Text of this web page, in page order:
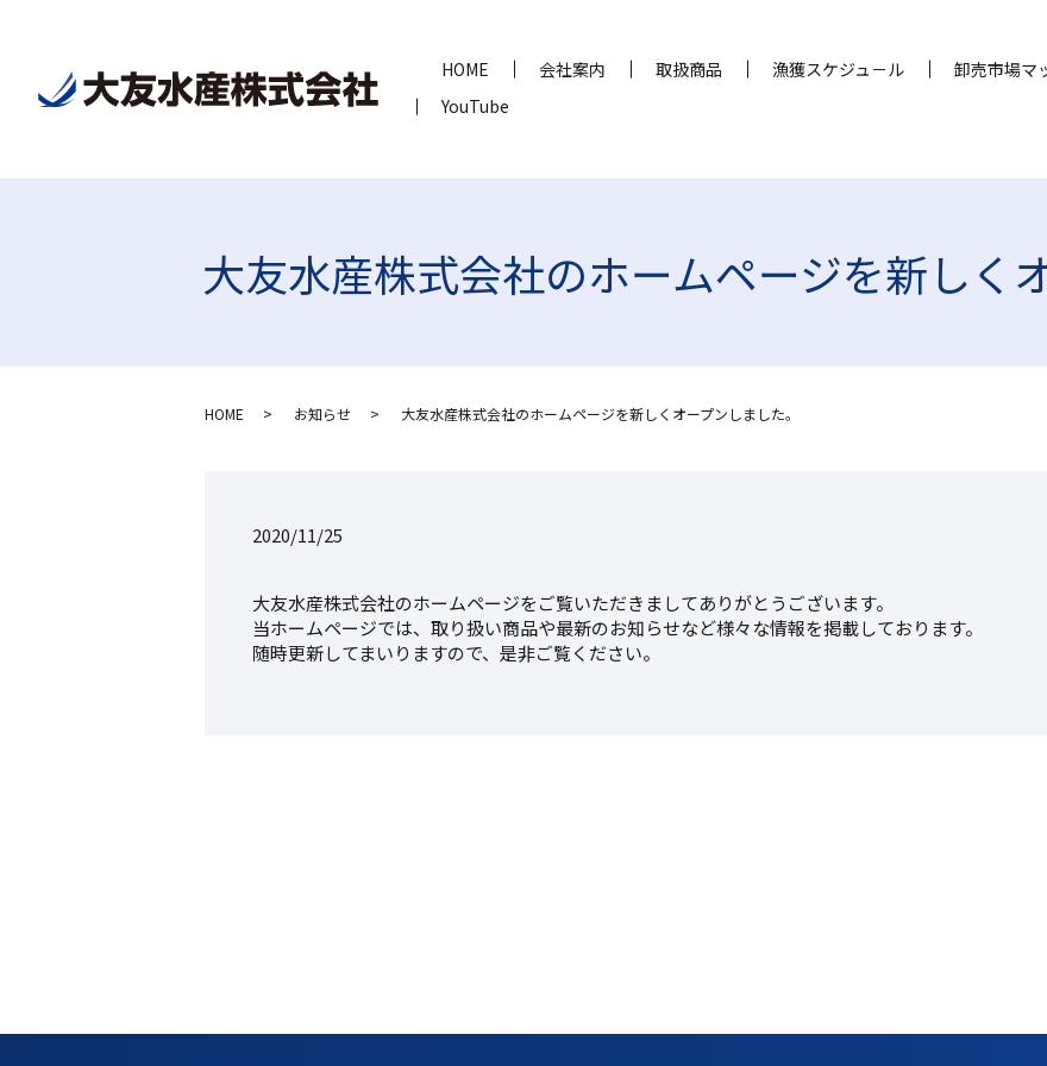
HOME 会社案内 取扱商品 漁獲スケジュ－ル 卸売市場マ
YouTube
大友水産株式会社のホームページを新しく
HOME お知らせ 大友水産株式会社のホームページを新しくオープンしました。
2020/11/25
大友水産株式会社のホームページをご覧いただきましてありがとうございます。
当ホームページでは、取り扱い商品や最新のお知らせなど様々な情報を掲載しております。
随時更新してまいりますので、是非ご覧ください。